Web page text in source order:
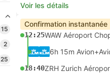
15
2
25
Voir les détails
Confirmation instantanée
12:25
6h 15m
18:40ZRH Zurich